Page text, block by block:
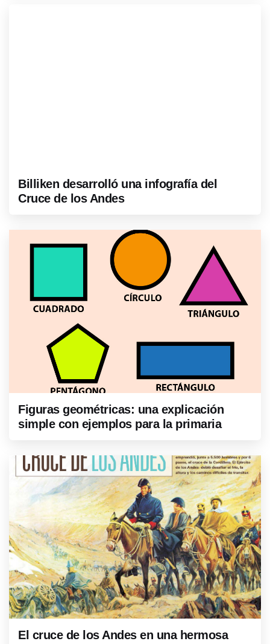
Billiken desarrolló una infografía del
Cruce de los Andes
Figuras geométricas: una explicación
simple con ejemplos para la primaria
El cruce de los Andes en una hermosa